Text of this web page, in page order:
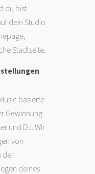
du bist
dein Studio
Stadtseite.
basierte
Gewinnung
und DJ. Wir
von
der
deines